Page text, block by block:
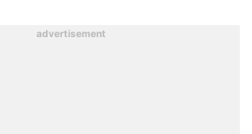
advertisement